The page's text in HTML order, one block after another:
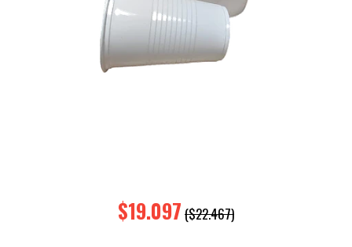
$19.097 ($22.467)